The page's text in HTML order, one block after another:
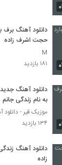
دانلود آهنگ برف
حجت اشرف زاده
M
۱۸۱ بازدید
دانلود آهنگ
به نام زندگی‌ جانم
موزیک قیر -
۱۳۴ بازدید
دانلود آهنگ
زاده